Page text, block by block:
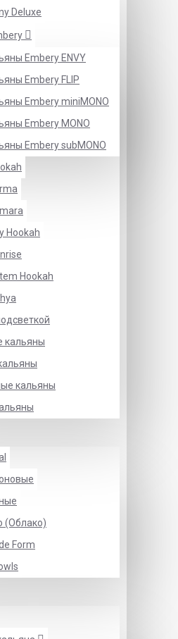
Deluxe
Embery ENVY
Embery FLIP
Embery miniMONO
Embery MONO
Embery subMONO
Hookah
Hookah
кальяны
кальяны
(Облако)
Form